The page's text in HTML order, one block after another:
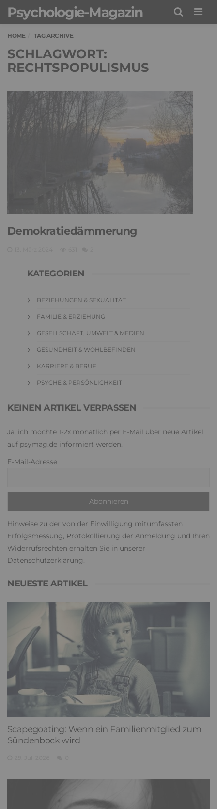
Psychologie-Magazin
HOME TAG ARCHIVE
SCHLAGWORT:
RECHTSPOPULISMUS
Demokratiedämmerung
KATEGORIEN
BEZIEHUNGEN & SEXUALITÄT
FAMILIE & ERZIEHUNG
GESELLSCHAFT, UMWELT & MEDIEN
GESUNDHEIT & WOHLBEFINDEN
KARRIERE & BERUF
PSYCHE & PERSÖNLICHKEIT
KEINEN ARTIKEL VERPASSEN
Ja, ich möchte 1-2x monatlich per E-Mail über neue Artikel
auf psymag.de informiert werden.
E-Mail-Adresse
Hinweise zu der von der Einwilligung mitumfassten
Erfolgsmessung, Protokollierung der Anmeldung und Ihren
Widerrufsrechten erhalten Sie in unserer
Datenschutzerklärung.
NEUESTE ARTIKEL
Scapegoating: Wenn ein Familienmitglied zum
Sündenbock wird